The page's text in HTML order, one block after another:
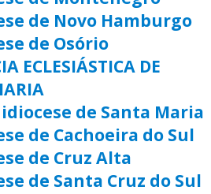
de Novo Hamburgo
de Osório
ECLESIÁSTICA DE
de Santa Maria
de Cachoeira do Sul
de Cruz Alta
de Santa Cruz do Sul